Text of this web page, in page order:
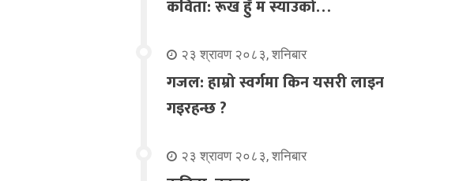
कविता: रूख हुँ म स्याउको…
२३ श्रावण २०८३, शनिबार
गजल: हाम्रो स्वर्गमा किन यसरी लाइन
गइरहन्छ ?
२३ श्रावण २०८३, शनिबार